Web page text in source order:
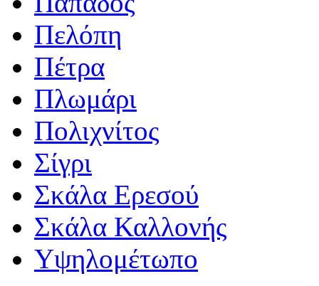
Πελόπη
Πέτρα
Πλωμάρι
Πολιχνίτος
Σίγρι
Σκάλα Ερεσού
Σκάλα Καλλονής
Υψηλομέτωπο